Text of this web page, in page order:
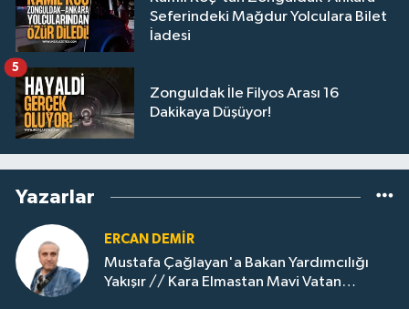
Seferindeki Mağdur Yolculara Bilet
İadesi
Zonguldak İle Filyos Arası 16
Dakikaya Düşüyor!
5
Yazarlar
ERCAN DEMIR
Mustafa Çağlayan'a Bakan Yardımcılığı
Yakışır // ​Kara Elmastan Mavi Vatan